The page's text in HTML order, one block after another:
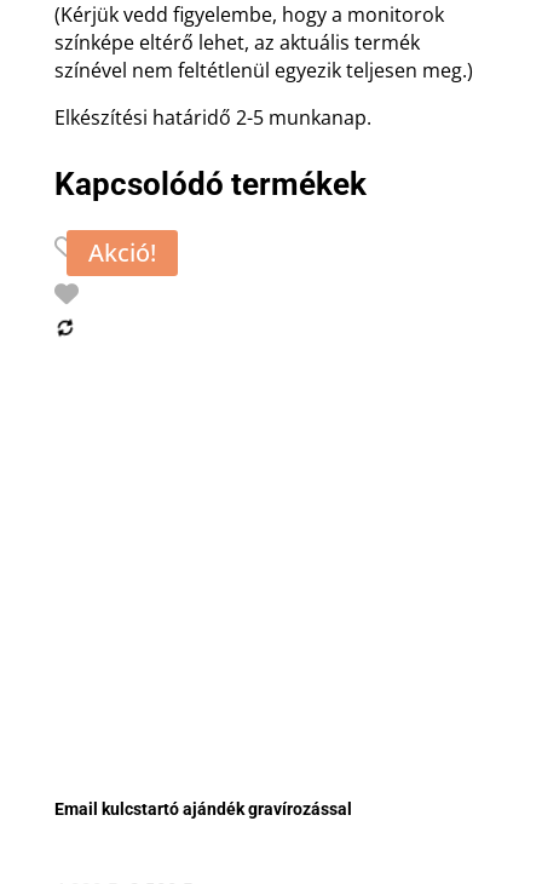
(Kérjük vedd figyelembe, hogy a monitorok
színképe eltérő lehet, az aktuális termék
színével nem feltétlenül egyezik teljesen meg.)
Elkészítési határidő 2-5 munkanap.
Kapcsolódó termékek
Akció!
Email kulcstartó ajándék gravírozással